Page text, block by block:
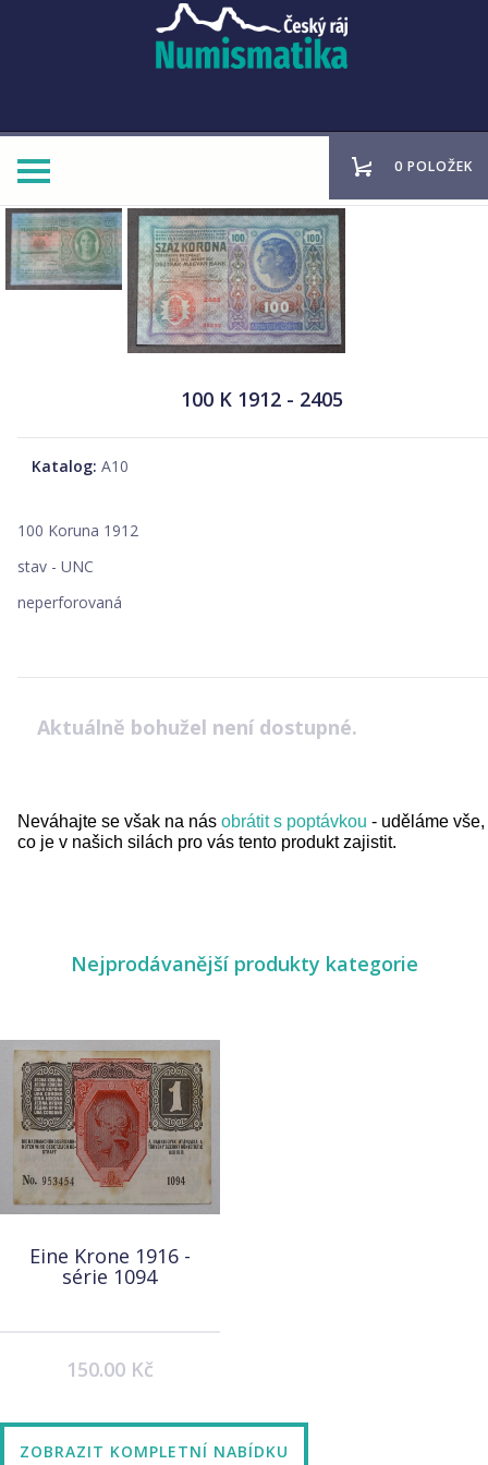
0 POLOŽEK
100 K 1912 - 2405
Katalog: A10
100 Koruna 1912
stav - UNC
neperforovaná
Aktuálně bohužel není dostupné.
Neváhajte se však na nás obrátit s poptávkou - uděláme vše,
co je v našich silách pro vás tento produkt zajistit.
Nejprodávanější produkty kategorie
Eine Krone 1916 -
série 1094
150.00 Kč
ZOBRAZIT KOMPLETNÍ NABÍDKU